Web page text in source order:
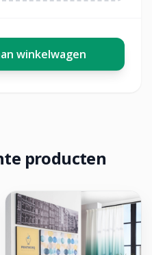
winkelwagen
producten